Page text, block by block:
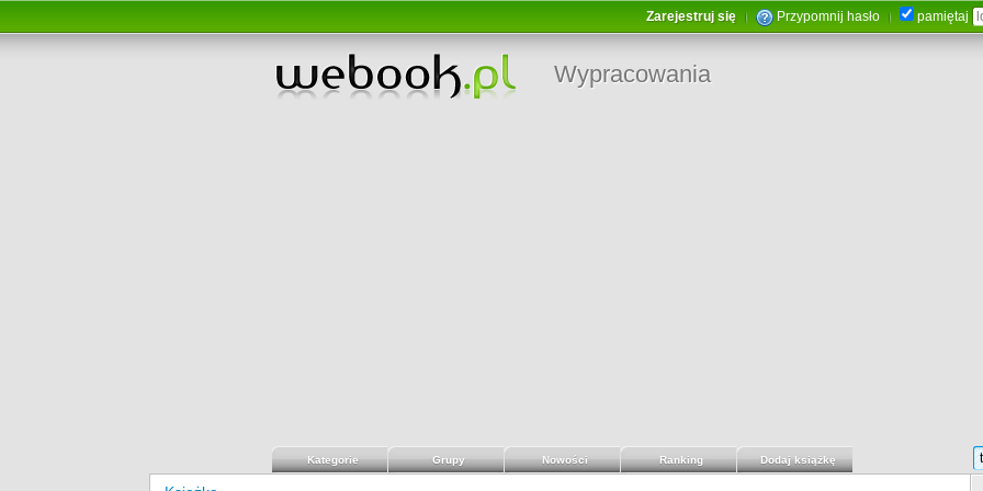
Zarejestruj się Przypomnij hasło pamiętaj
Wypracowania
Kategorie Grupy Nowości Ranking Dodaj książkę